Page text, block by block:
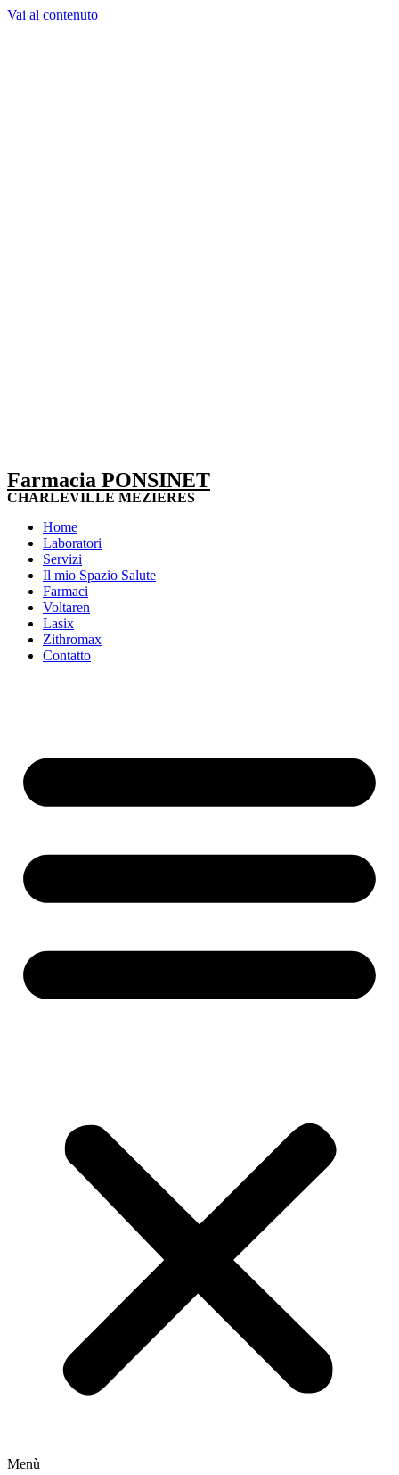
Vai al contenuto
Farmacia PONSINET
CHARLEVILLE MEZIERES
Home
Laboratori
Servizi
Il mio Spazio Salute
Farmaci
Voltaren
Lasix
Zithromax
Contatto
Menù